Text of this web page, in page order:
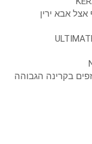
אבא ירין
בקרינה הגבוהה